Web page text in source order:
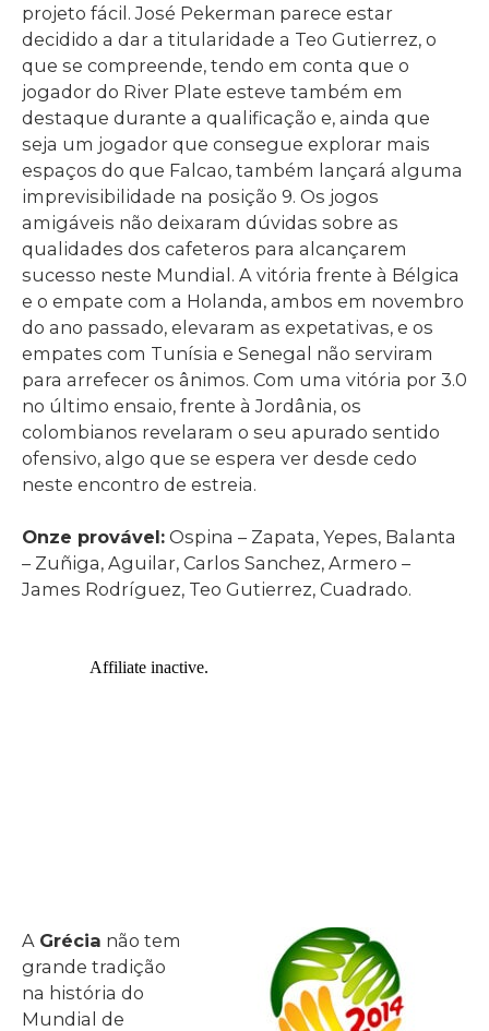
projeto fácil. José Pekerman parece estar
decidido a dar a titularidade a Teo Gutierrez, o
que se compreende, tendo em conta que o
jogador do River Plate esteve também em
destaque durante a qualificação e, ainda que
seja um jogador que consegue explorar mais
espaços do que Falcao, também lançará alguma
imprevisibilidade na posição 9. Os jogos
amigáveis não deixaram dúvidas sobre as
qualidades dos cafeteros para alcançarem
sucesso neste Mundial. A vitória frente à Bélgica
e o empate com a Holanda, ambos em novembro
do ano passado, elevaram as expetativas, e os
empates com Tunísia e Senegal não serviram
para arrefecer os ânimos. Com uma vitória por 3.0
no último ensaio, frente à Jordânia, os
colombianos revelaram o seu apurado sentido
ofensivo, algo que se espera ver desde cedo
neste encontro de estreia.
Onze provável: Ospina – Zapata, Yepes, Balanta
– Zuñiga, Aguilar, Carlos Sanchez, Armero –
James Rodríguez, Teo Gutierrez, Cuadrado.
A Grécia não tem
grande tradição
na história do
Mundial de